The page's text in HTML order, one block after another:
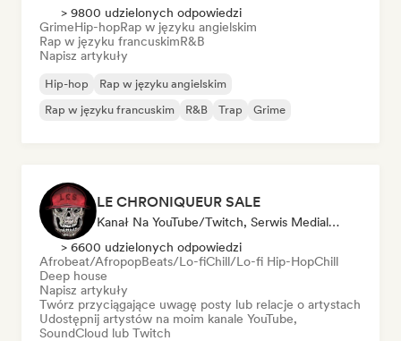
> 9800 udzielonych odpowiedzi
GrimeHip-hopRap w języku angielskim
Rap w języku francuskimR&B
Napisz artykuły
Hip-hop
Rap w języku angielskim
Rap w języku francuskim
R&B Trap Grime
LE CHRONIQUEUR SALE
Kanał Na YouTube/Twitch, Serwis Medialny/Dziennikarz, Influencer W Mediach Społecznościowych
> 6600 udzielonych odpowiedzi
Afrobeat/AfropopBeats/Lo-fiChill/Lo-fi Hip-HopChill
Deep house
Napisz artykuły
Twórz przyciągające uwagę posty lub relacje o artystach
Udostępnij artystów na moim kanale YouTube,
SoundCloud lub Twitch